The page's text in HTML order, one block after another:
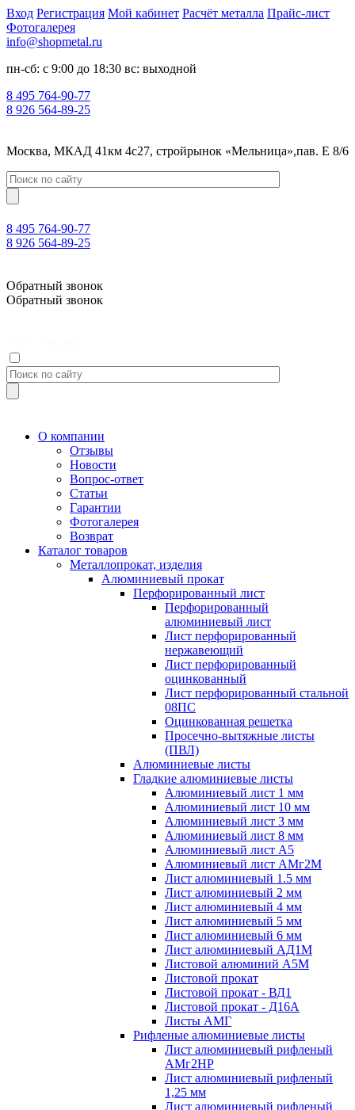
Вход Регистрация Мой кабинет Расчёт металла Прайс-лист
Фотогалерея
info@shopmetal.ru
пн-сб: с 9:00 до 18:30 вс: выходной
8 495 764-90-77
8 926 564-89-25
Москва, МКАД 41км 4с27, стройрынок «Мельница»,пав. Е 8/6
8 495 764-90-77
8 926 564-89-25
Обратный звонок
Обратный звонок
О компании
Отзывы
Новости
Вопрос-ответ
Статьи
Гарантии
Фотогалерея
Возврат
Каталог товаров
Металлопрокат, изделия
Алюминиевый прокат
Перфорированный лист
Перфорированный
алюминиевый лист
Лист перфорированный
нержавеющий
Лист перфорированный
оцинкованный
Лист перфорированный стальной
08ПС
Оцинкованная решетка
Просечно-вытяжные листы
(ПВЛ)
Алюминиевые листы
Гладкие алюминиевые листы
Алюминиевый лист 1 мм
Алюминиевый лист 10 мм
Алюминиевый лист 3 мм
Алюминиевый лист 8 мм
Алюминиевый лист А5
Алюминиевый лист АМг2М
Лист алюминиевый 1.5 мм
Лист алюминиевый 2 мм
Лист алюминиевый 4 мм
Лист алюминиевый 5 мм
Лист алюминиевый 6 мм
Лист алюминиевый АД1М
Листовой алюминий А5М
Листовой прокат
Листовой прокат - ВД1
Листовой прокат - Д16А
Листы АМГ
Рифленые алюминиевые листы
Лист алюминиевый рифленый
АМг2НР
Лист алюминиевый рифленый
1,25 мм
Лист алюминиевый рифленый